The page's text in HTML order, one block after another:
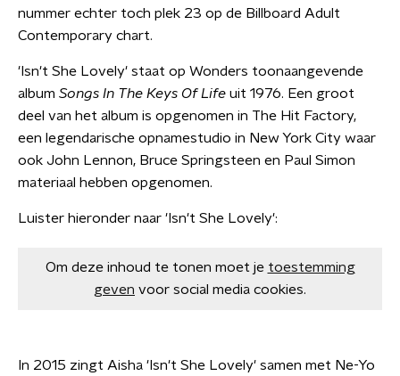
nummer echter toch plek 23 op de Billboard Adult
Contemporary chart.
'Isn't She Lovely' staat op Wonders toonaangevende
album Songs In The Keys Of Life uit 1976. Een groot
deel van het album is opgenomen in The Hit Factory,
een legendarische opnamestudio in New York City waar
ook John Lennon, Bruce Springsteen en Paul Simon
materiaal hebben opgenomen.
Luister hieronder naar 'Isn't She Lovely':
Om deze inhoud te tonen moet je toestemming
geven voor social media cookies.
In 2015 zingt Aisha 'Isn't She Lovely' samen met Ne-Yo